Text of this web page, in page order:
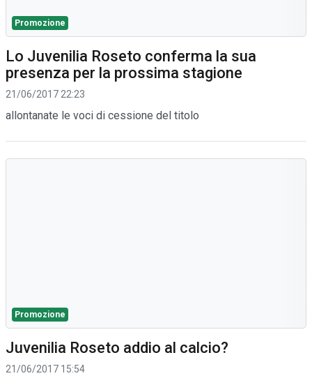
Promozione
Lo Juvenilia Roseto conferma la sua
presenza per la prossima stagione
21/06/2017 22:23
allontanate le voci di cessione del titolo
Promozione
Juvenilia Roseto addio al calcio?
21/06/2017 15:54